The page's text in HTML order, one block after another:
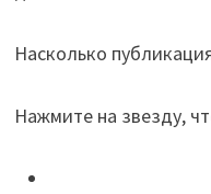
Насколько
Нажмите на звезду,